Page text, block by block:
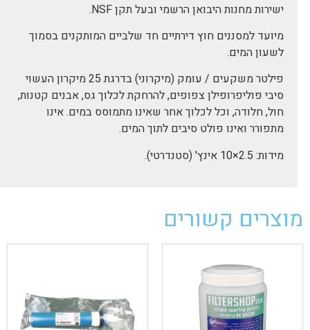
ישירות מחנות היבואן הרשמי ובעל תקן NSF.
מיועד למסננים חוץ דירתיים חד שלביים המותקנים בסמוך
לשעון המים.
פילטר משקעים / עומק (מיקרוני) בדרגת 25 מיקרון העשוי
סיבי פוליפרופילן צפופים, להרחקת לכלוך גס, אבנים קטנות,
חול, חלודה, וכל לכלוך אחר שאינו מתמוסס במים. אינו
מתפורר ואינו פולט סיבים לתוך המים.
מידות: 2.5×10 אינץ' (סטנדרטי).
מוצרים קשורים